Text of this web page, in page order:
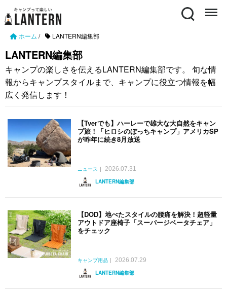
Search Menu
ホーム / LANTERN編集部
LANTERN編集部
キャンプの楽しさを伝えるLANTERN編集部です。 旬な情
報からキャンプスタイルまで、キャンプに役立つ情報を幅
広く発信します！
【Tverでも】ハーレーで雄大な大自然をキャン
プ旅！「ヒロシのぼっちキャンプ」アメリカSP
が昨年に続き8月放送
ニュース
2026.07.31
LANTERN編集部
【DOD】地べたスタイルの腰痛を解決！超軽量
アウトドア座椅子「スーパージベータチェア」
をチェック
キャンプ用品
2026.07.29
LANTERN編集部